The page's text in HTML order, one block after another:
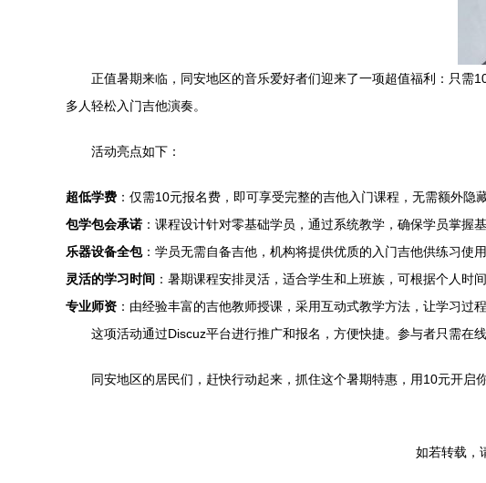
正值暑期来临，同安地区的音乐爱好者们迎来了一项超值福利：只需
多人轻松入门吉他演奏。
活动亮点如下：
超低学费 ：仅需10元报名费，即可享受完整的吉他入门课程，无需额外隐藏
包学包会承诺 ：课程设计针对零基础学员，通过系统教学，确保学员掌握
乐器设备全包：学员无需自备吉他，机构将提供优质的入门吉他供练习使
灵活的学习时间 ：暑期课程安排灵活，适合学生和上班族，可根据个人时
专业师资 ：由经验丰富的吉他教师授课，采用互动式教学方法，让学习过程
这项活动通过Discuz平台进行推广和报名，方便快捷。参与者只需在
同安地区的居民们，赶快行动起来，抓住这个暑期特惠，用10元开启
如若转载，